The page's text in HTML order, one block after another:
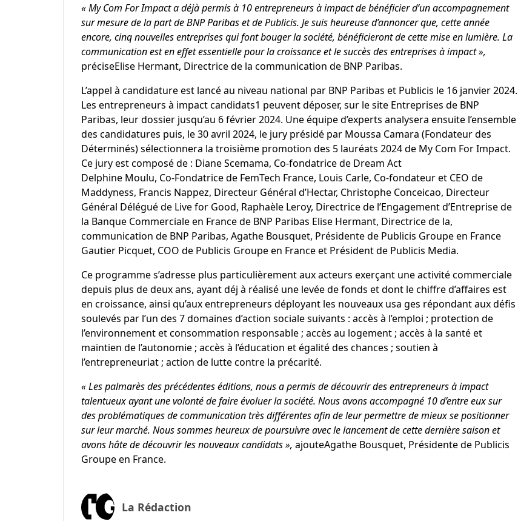
« My Com For Impact a déjà permis à 10 entrepreneurs à impact de bénéficier d’un accompagnement
sur mesure de la part de BNP Paribas et de Publicis. Je suis heureuse d’annoncer que, cette année
encore, cinq nouvelles entreprises qui font bouger la société, bénéficieront de cette mise en lumière. La
communication est en effet essentielle pour la croissance et le succès des entreprises à impact »,
préciseElise Hermant, Directrice de la communication de BNP Paribas.
L’appel à candidature est lancé au niveau national par BNP Paribas et Publicis le 16 janvier 2024.
Les entrepreneurs à impact candidats1 peuvent déposer, sur le site Entreprises de BNP
Paribas, leur dossier jusqu’au 6 février 2024. Une équipe d’experts analysera ensuite l’ensemble
des candidatures puis, le 30 avril 2024, le jury présidé par Moussa Camara (Fondateur des
Déterminés) sélectionnera la troisième promotion des 5 lauréats 2024 de My Com For Impact.
Ce jury est composé de : Diane Scemama, Co-fondatrice de Dream Act
Delphine Moulu, Co-Fondatrice de FemTech France, Louis Carle, Co-fondateur et CEO de
Maddyness, Francis Nappez, Directeur Général d’Hectar, Christophe Conceicao, Directeur
Général Délégué de Live for Good, Raphaèle Leroy, Directrice de l’Engagement d’Entreprise de
la Banque Commerciale en France de BNP Paribas Elise Hermant, Directrice de la,
communication de BNP Paribas, Agathe Bousquet, Présidente de Publicis Groupe en France
Gautier Picquet, COO de Publicis Groupe en France et Président de Publicis Media.
Ce programme s’adresse plus particulièrement aux acteurs exerçant une activité commerciale
depuis plus de deux ans, ayant déj à réalisé une levée de fonds et dont le chiffre d’affaires est
en croissance, ainsi qu’aux entrepreneurs déployant les nouveaux usa ges répondant aux défis
soulevés par l’un des 7 domaines d’action sociale suivants : accès à l’emploi ; protection de
l’environnement et consommation responsable ; accès au logement ; accès à la santé et
maintien de l’autonomie ; accès à l’éducation et égalité des chances ; soutien à
l’entrepreneuriat ; action de lutte contre la précarité.
« Les palmarès des précédentes éditions, nous a permis de découvrir des entrepreneurs à impact
talentueux ayant une volonté de faire évoluer la société. Nous avons accompagné 10 d’entre eux sur
des problématiques de communication très différentes afin de leur permettre de mieux se positionner
sur leur marché. Nous sommes heureux de poursuivre avec le lancement de cette dernière saison et
avons hâte de découvrir les nouveaux candidats », ajouteAgathe Bousquet, Présidente de Publicis
Groupe en France.
La Rédaction